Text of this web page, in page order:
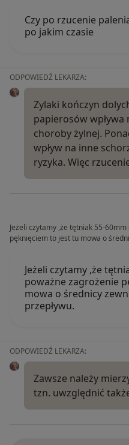
Czy po rzucenie
po jakim czasie
ODPOWIEDŹ LEKARZA:
Zylaki kończyn
papierosów
choroby żylnej.
wpływ na inne
ryzyka. Więc
Jeżeli czytamy ,że tętniak 55-
pęknięciem to jest tu mowa o
Jeżeli czytamy ,że
poważne zagrożenie
mowa o średnicy
przepływu.
ODPOWIEDŹ LEKARZA:
Zawsze należy
tzn. uwzględnić